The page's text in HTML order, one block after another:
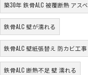
築30年 鉄骨ALC 被覆断熱 アス
鉄骨ALC 壁が濡れる
鉄骨ALC 壁紙張替え 防カビ工事
鉄骨ALC 断熱不足 壁 濡れる